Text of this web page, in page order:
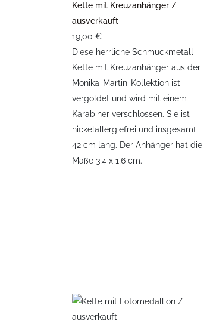
Kette mit Kreuzanhänger /
ausverkauft
19,00 €
Diese herrliche Schmuckmetall-
Kette mit Kreuzanhänger aus der
Monika-Martin-Kollektion ist
vergoldet und wird mit einem
Karabiner verschlossen. Sie ist
nickelallergiefrei und insgesamt
42 cm lang. Der Anhänger hat die
Maße 3,4 x 1,6 cm.